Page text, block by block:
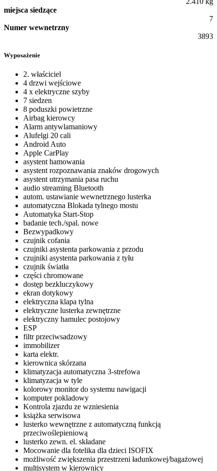
miejsca siedzące
7
Numer wewnetrzny
3893
Wyposażenie
2. właściciel
4 drzwi wejściowe
4 x elektryczne szyby
7 siedzen
8 poduszki powietrzne
Airbag kierowcy
Alarm antywlamaniowy
Alufelgi 20 cali
Android Auto
Apple CarPlay
asystent hamowania
asystent rozpoznawania znaków drogowych
asystent utrzymania pasa ruchu
audio streaming Bluetooth
autom. ustawianie wewnetrznego lusterka
automatyczna Blokada tylnego mostu
Automatyka Start-Stop
badanie tech./spal. nowe
Bezwypadkowy
czujnik cofania
czujniki asystenta parkowania z przodu
czujniki asystenta parkowania z tyłu
czujnik światła
części chromowane
dostęp bezkluczykowy
ekran dotykowy
elektryczna klapa tylna
elektryczne lusterka zewnętrzne
elektryczny hamulec postojowy
ESP
filtr przeciwsadzowy
immobilizer
karta elektr.
kierownica skórzana
klimatyzacja automatyczna 3-strefowa
klimatyzacja w tyle
kolorowy monitor do systemu nawigacji
komputer pokladowy
Kontrola zjazdu ze wzniesienia
książka serwisowa
lusterko wewnętrzne z automatyczną funkcją
przeciwoślepieniową
lusterko zewn. el. składane
Mocowanie dla fotelika dla dzieci ISOFIX
możliwość zwiększenia przestrzeni ładunkowej/bagażowej
multisystem w kierownicy